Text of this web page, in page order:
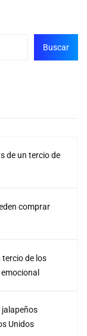
Buscar
de un tercio de
comprar
de los
jalapeños
Unidos